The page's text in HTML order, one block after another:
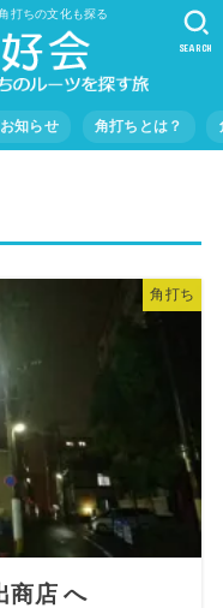
打ちの文化も探る
知らせ 角打ちとは？
SEARCH
角打ち
商店 へ